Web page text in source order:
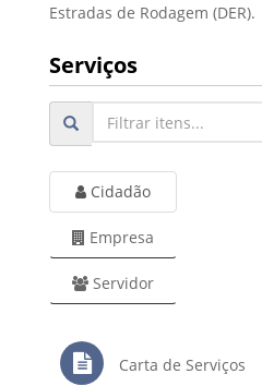
Estradas de Rodagem (DER).
Serviços
Cidadão
Empresa
Servidor
Carta de Serviços